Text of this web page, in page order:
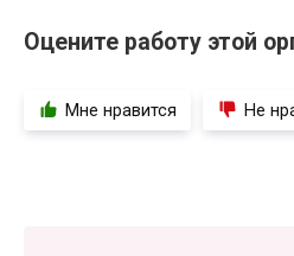
Оцените работу этой
Мне нравится Не